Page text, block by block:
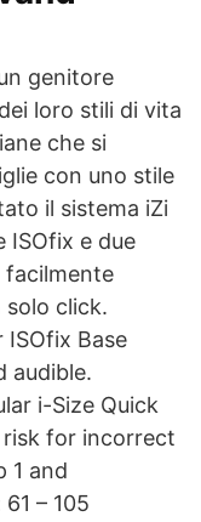
genitore
loro stili di vita
che si
con uno stile
il sistema iZi
ISOfix e due
facilmente
solo click.
Base
audible.
i-Size Quick
risk for incorrect
1 and
– 105